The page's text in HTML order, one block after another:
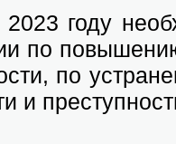
го­ду
по
по
и